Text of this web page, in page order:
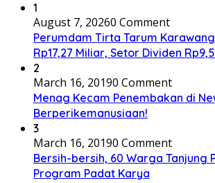
1
August 7, 20260 Comment
Perumdam Tirta Tarum
Rp17,27 Miliar, Setor Dividen
2
March 16, 20190 Comment
Menag Kecam Penembakan di
Berperikemanusiaan!
3
March 16, 20190 Comment
Bersih-bersih, 60 Warga Tanjung
Program Padat Karya